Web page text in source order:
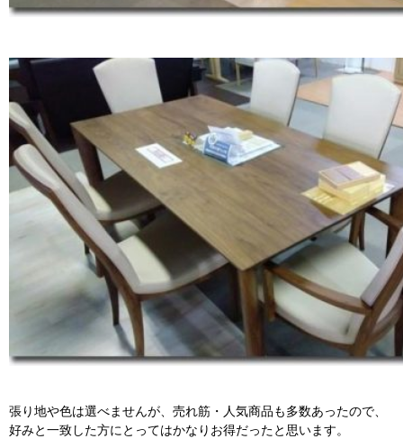
張り地や色は選べませんが、売れ筋・人気商品も多数あったので、
好みと一致した方にとってはかなりお得だったと思います。